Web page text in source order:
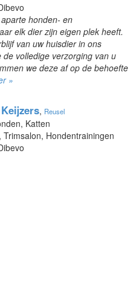
honden- en
elk dier zijn eigen plek heeft.
van uw huisdier in ons
volledige verzorging van u
we deze af op de behoefte
»
, Reusel
Katten
Trimsalon, Hondentrainingen